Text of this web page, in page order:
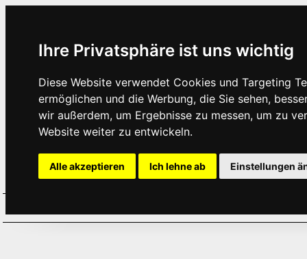
Ihre Privatsphäre ist uns wichtig
Diese Website verwendet Cookies und Targeting
ermöglichen und die Werbung, die Sie sehen,
wir außerdem, um Ergebnisse zu messen, um zu
Website weiter zu entwickeln.
Alle akzeptieren Ich lehne ab Einstellungen